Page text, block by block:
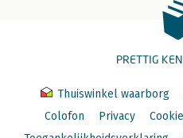
PRETTIG
Thuiswinkel waarborg
Colofon
Privacy